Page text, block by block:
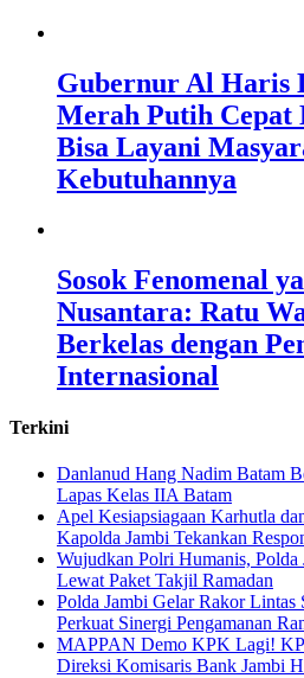
Gubernur Al Haris
Merah Putih Cepat
Bisa Layani
Kebutuhannya
Sosok Fenomenal
Nusantara: Ratu
Berkelas dengan
Internasional
Terkini
Danlanud Hang Nadim Batam
Lapas Kelas IIA Batam
Apel Kesiapsiagaan Karhutla
Kapolda Jambi Tekankan
Wujudkan Polri Humanis, Polda
Lewat Paket Takjil Ramadan
Polda Jambi Gelar Rakor Lintas
Perkuat Sinergi Pengamanan
‎MAPPAN Demo KPK Lagi!
Direksi Komisaris Bank Jambi